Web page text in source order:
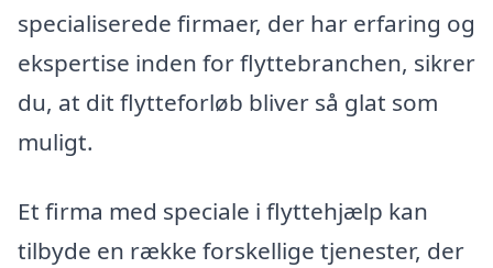
specialiserede firmaer, der har erfaring og
ekspertise inden for flyttebranchen, sikrer
du, at dit flytteforløb bliver så glat som
muligt.
Et firma med speciale i flyttehjælp kan
tilbyde en række forskellige tjenester, der